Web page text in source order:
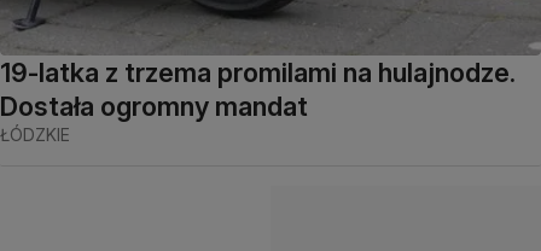
19-latka z trzema promilami na hulajnodze.
Dostała ogromny mandat
ŁÓDZKIE